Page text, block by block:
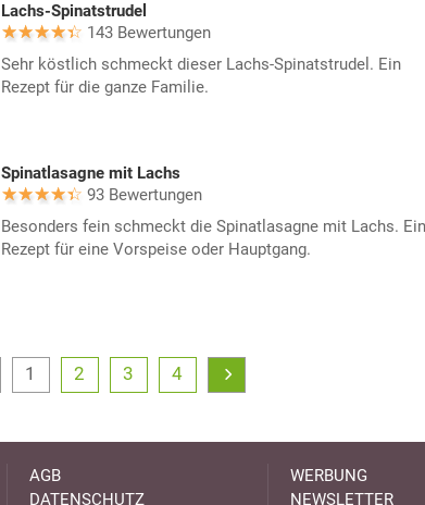
Lachs-Spinatstrudel
143 Bewertungen
Sehr köstlich schmeckt dieser Lachs-Spinatstrudel. Ein
Rezept für die ganze Familie.
Spinatlasagne mit Lachs
93 Bewertungen
Besonders fein schmeckt die Spinatlasagne mit Lachs. Ein
Rezept für eine Vorspeise oder Hauptgang.
1 2 3 4
AGB
DATENSCHUTZ
WERBUNG
NEWSLETTER